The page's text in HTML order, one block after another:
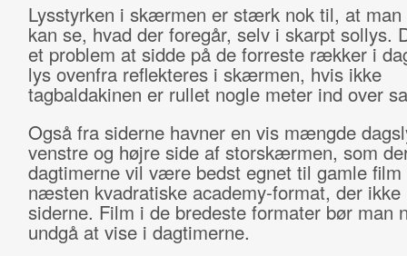
Lysstyrken i skærmen er stærk nok til, at man
kan se, hvad der foregår, selv i skarpt sollys.
et problem at sidde på de forreste rækker i
lys ovenfra reflekteres i skærmen, hvis ikke
tagbaldakinen er rullet nogle meter ind over
Også fra siderne havner en vis mængde
venstre og højre side af storskærmen, som
dagtimerne vil være bedst egnet til gamle film
næsten kvadratiske academy-format, der ikke
siderne. Film i de bredeste formater bør man
undgå at vise i dagtimerne.